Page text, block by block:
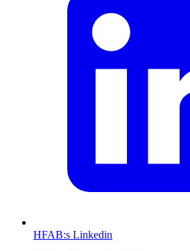
HFAB:s Linkedin